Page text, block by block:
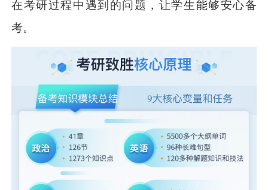
在考研过程中遇到的问题，让学生能够安心备
考。